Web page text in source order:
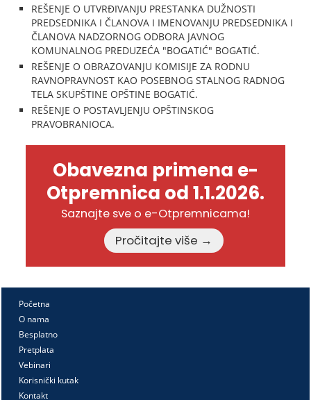
REŠENJE O UTVRĐIVANJU PRESTANKA DUŽNOSTI
PREDSEDNIKA I ČLANOVA I IMENOVANJU PREDSEDNIKA I
ČLANOVA NADZORNOG ODBORA JAVNOG
KOMUNALNOG PREDUZEĆA "BOGATIĆ" BOGATIĆ.
REŠENJE O OBRAZOVANJU KOMISIJE ZA RODNU
RAVNOPRAVNOST KAO POSEBNOG STALNOG RADNOG
TELA SKUPŠTINE OPŠTINE BOGATIĆ.
REŠENJE O POSTAVLJENJU OPŠTINSKOG
PRAVOBRANIOCA.
Obavezna primena e-
Otpremnica od 1.1.2026.
Saznajte sve o e-Otpremnicama!
Pročitajte više →
Početna
O nama
Besplatno
Pretplata
Vebinari
Korisnički kutak
Kontakt